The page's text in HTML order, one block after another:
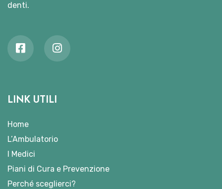
denti.
LINK UTILI
Home
L’Ambulatorio
I Medici
Piani di Cura e Prevenzione
Perché sceglierci?